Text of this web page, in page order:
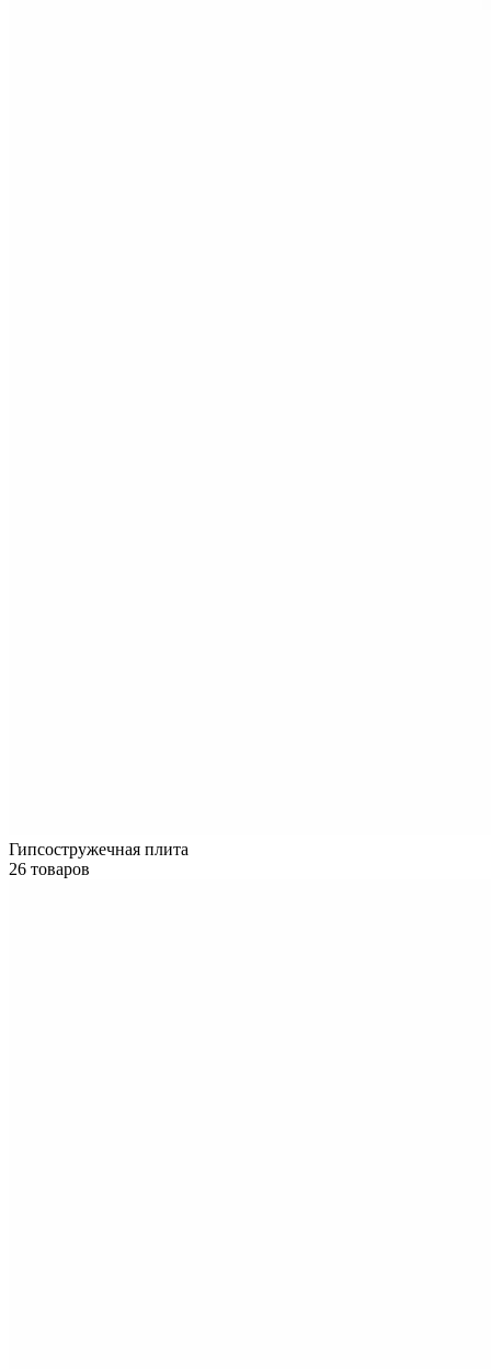
Гипсостружечная плита
26 товаров